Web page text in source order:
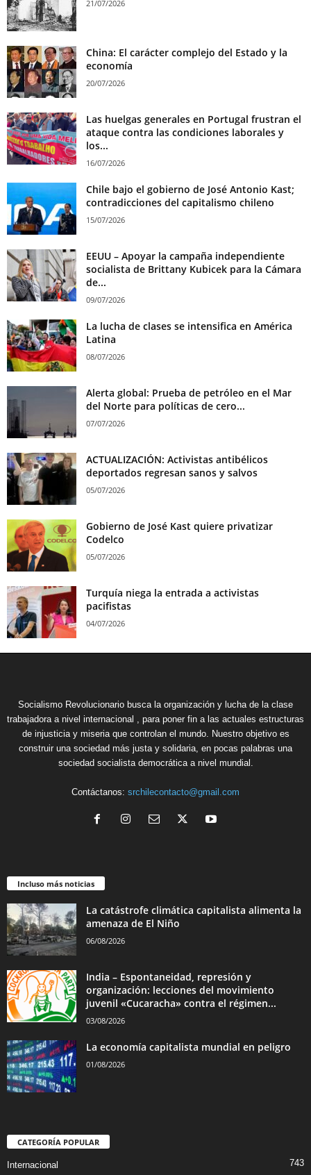
21/07/2026
China: El carácter complejo del Estado y la
economía
20/07/2026
Las huelgas generales en Portugal frustran el
ataque contra las condiciones laborales y
los...
16/07/2026
Chile bajo el gobierno de José Antonio Kast;
contradicciones del capitalismo chileno
15/07/2026
EEUU – Apoyar la campaña independiente
socialista de Brittany Kubicek para la Cámara
de...
09/07/2026
La lucha de clases se intensifica en América
Latina
08/07/2026
Alerta global: Prueba de petróleo en el Mar
del Norte para políticas de cero...
07/07/2026
ACTUALIZACIÓN: Activistas antibélicos
deportados regresan sanos y salvos
05/07/2026
Gobierno de José Kast quiere privatizar
Codelco
05/07/2026
Turquía niega la entrada a activistas
pacifistas
04/07/2026
Socialismo Revolucionario busca la organización y lucha de la clase
trabajadora a nivel internacional , para poner fin a las actuales estructuras
de injusticia y miseria que controlan el mundo. Nuestro objetivo es
construir una sociedad más justa y solidaria, en pocas palabras una
sociedad socialista democrática a nivel mundial.
Contáctanos: srchilecontacto@gmail.com
Incluso más noticias
La catástrofe climática capitalista alimenta la
amenaza de El Niño
06/08/2026
India – Espontaneidad, represión y
organización: lecciones del movimiento
juvenil «Cucaracha» contra el régimen...
03/08/2026
La economía capitalista mundial en peligro
01/08/2026
CATEGORÍA POPULAR
Internacional 743